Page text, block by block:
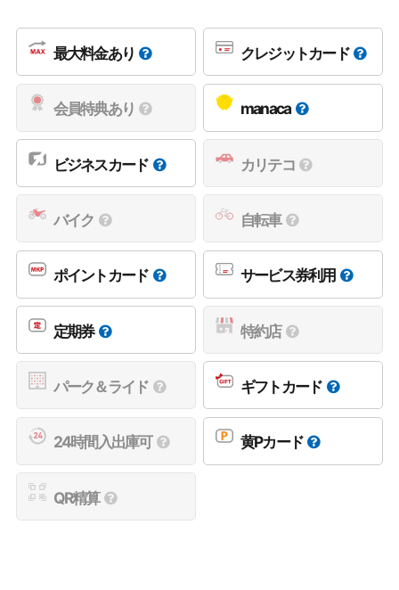
最大料金あり クレジットカード
会員特典あり manaca
ビジネスカード カリテコ
バイク 自転車
ポイントカード サービス券利用
定期券 特約店
パーク＆ライド ギフトカード
24時間入出庫可 黄Pカード
QR精算